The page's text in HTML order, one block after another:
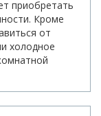
приобретать
Кроме
от
холодное